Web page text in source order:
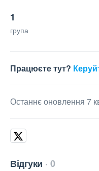
1
група
Працюєте тут?
Останнє оновлення 7
Відгуки 0